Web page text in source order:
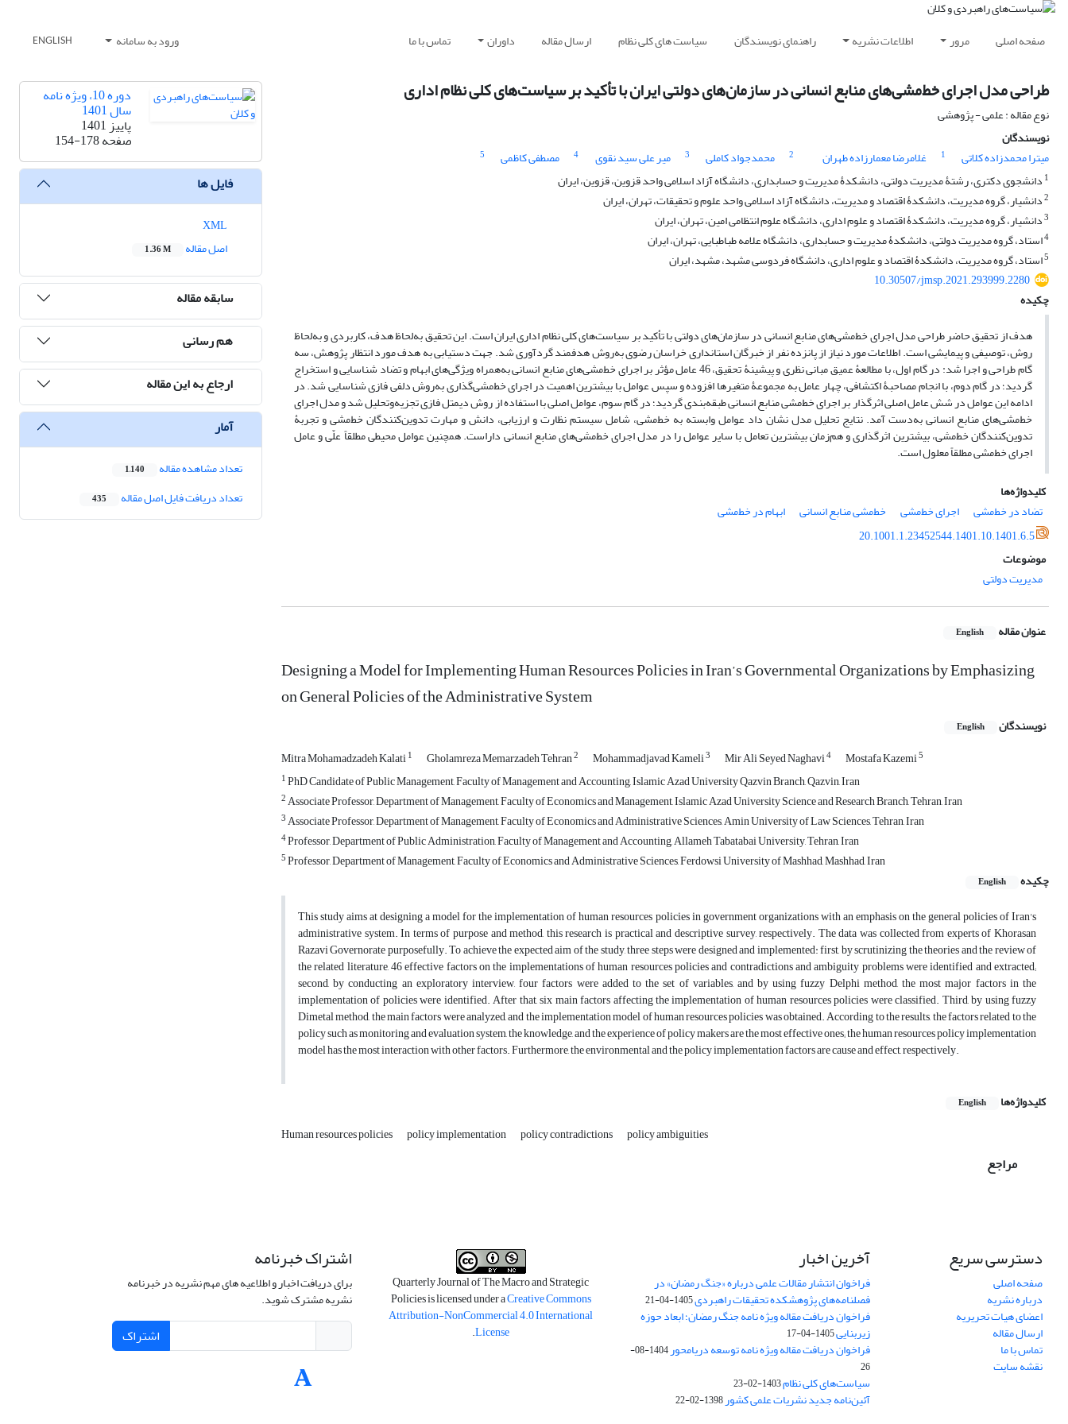
صفحه اصلی مرور اطلاعات نشریه راهنمای نویسندگان سیاست های کلی نظام ارسال مقاله داوران تماس با ما ورود به سامانه ENGLISH
طراحی مدل اجرای خط‌مشی‌های منابع انسانی در سازمان‌های دولتی ایران با تأکید بر سیاست‌های کلی نظام اداری
نوع مقاله : علمی - پژوهشی
نویسندگان
میترا محمدزاده کلاتی
1 غلامرضا معمارزاده طهران 2 محمدجواد کاملی 3 میر علی سید نقوی 4 مصطفی کاظمی
5
1 دانشجوی دکتری، رشتۀ مدیریت دولتی، دانشکدۀ مدیریت و حسابداری، دانشگاه آزاد اسلامی واحد قزوین، قزوین، ایران
2دانشیار، گروه مدیریت، دانشکدۀ اقتصاد و مدیریت، دانشگاه آزاد اسلامی واحد علوم و تحقیقات، تهران، ایران
3دانشیار، گروه مدیریت، دانشکدۀ اقتصاد و علوم اداری، دانشگاه علوم انتظامی امین، تهران، ایران
4استاد، گروه مدیریت دولتی، دانشکدۀ مدیریت و حسابداری، دانشگاه علامه طباطبایی، تهران، ایران
5استاد، گروه مدیریت، دانشکدۀ اقتصاد و علوم اداری، دانشگاه فردوسی مشهد، مشهد، ایران
10.30507/jmsp.2021.293999.2280
چکیده
هدف از تحقیق حاضر طراحی مدل اجرای خط‌مشی‌های منابع انسانی در سازمان‌های دولتی با تأکید بر سیاست‌های کلی نظام اداری ایران است. این تحقیق به‌لحاظ هدف، کاربردی و به‌لحاظ
روش، توصیفی و پیمایشی است. اطلاعات مورد نیاز از پانزده نفر از خبرگان استانداری خراسان رضوی به‌روش هدفمند گردآوری شد. جهت دستیابی به هدف مورد انتظار پژوهش، سه
گام طراحی و اجرا شد: در گام اول، با مطالعۀ عمیق مبانی نظری و پیشینۀ تحقیق، 46 عامل مؤثر بر اجرای خط‌مشی‌های منابع انسانی به‌همراه ویژگی‌های ابهام و تضاد شناسایی و استخراج
گردید؛ در گام دوم، با انجام مصاحبۀ اکتشافی، چهار عامل به مجموعۀ متغیرها افزوده و سپس عوامل با بیشترین اهمیت در اجرای خط‌مشی‌گذاری به‌روش دلفی فازی شناسایی شد. در
ادامه این عوامل در شش عامل اصلی اثرگذار بر اجرای خط‌مشی منابع انسانی طبقه‌بندی گردید؛ در گام سوم، عوامل اصلی با استفاده از روش دیمتل فازی تجزیه‌وتحلیل شد و مدل اجرای
خط‌مشی‌های منابع انسانی به‌دست آمد. نتایج تحلیل مدل نشان داد عوامل وابسته به خط‌مشی، شامل سیستم نظارت و ارزیابی، دانش و مهارت تدوین‌کنندگان خط‌مشی و تجربۀ
تدوین‌کنندگان خط‌مشی، بیشترین اثرگذاری و هم‌زمان بیشترین تعامل با سایر عوامل را در مدل اجرای خط‌مشی‌های منابع انسانی داراست. همچنین عوامل محیطی مطلقاً علّی و عامل
اجرای خط‌مشی مطلقاً معلول است.
کلیدواژه‌ها
تضاد در خط‌مشی
اجرای خط‌مشی خط‌مشی منابع انسانی
ابهام در خط‌مشی
20.1001.1.23452544.1401.10.1401.6.5
موضوعات
مدیریت دولتی
عنوان مقاله English
Designing a Model for Implementing Human Resources Policies in Iran’s Governmental Organizations by Emphasizing
on General Policies of the Administrative System
نویسندگان English
Mitra Mohamadzadeh Kalati1 Gholamreza Memarzadeh Tehran2 Mohammadjavad Kameli3 Mir Ali Seyed Naghavi4 Mostafa Kazemi5
1PhD Candidate of Public Management, Faculty of Management and Accounting, Islamic Azad University Qazvin Branch, Qazvin, Iran
2Associate Professor, Department of Management, Faculty of Economics and Management, Islamic Azad University Science and Research Branch, Tehran, Iran
3Associate Professor, Department of Management, Faculty of Economics and Administrative Sciences, Amin University of Law Sciences, Tehran, Iran
4Professor, Department of Public Administration, Faculty of Management and Accounting, Allameh Tabatabai University, Tehran, Iran
5Professor, Department of Management, Faculty of Economics and Administrative Sciences, Ferdowsi University of Mashhad, Mashhad, Iran
چکیده
English
This study aims at designing a model for the implementation of human resources policies in government organizations with an emphasis on the general policies of Iran's
administrative system. In terms of purpose and method, this research is practical and descriptive survey, respectively. The data was collected from experts of Khorasan
Razavi Governorate purposefully. To achieve the expected aim of the study, three steps were designed and implemented: first, by scrutinizing the theories and the review of
the related literature, 46 effective factors on the implementations of human resources policies and contradictions and ambiguity problems were identified and extracted;
second, by conducting an exploratory interview, four factors were added to the set of variables, and by using fuzzy Delphi method, the most major factors in the
implementation of policies were identified. After that, six main factors affecting the implementation of human resources policies were classified. Third, by using fuzzy
Dimetal method, the main factors were analyzed, and the implementation model of human resources policies was obtained. According to the results, the factors related to the
policy such as monitoring and evaluation system, the knowledge, and the experience of policy makers are the most effective ones; the human resources policy implementation
model has the most interaction with other factors. Furthermore, the environmental and the policy implementation factors are cause and effect, respectively.
کلیدواژه‌ها English
Human resources policies policy implementation policy contradictions policy ambiguities
مراجع
دوره 10، ویژه نامه
سال 1401
پاییز 1401
صفحه154-178
فایل ها
اصل مقاله
1.36 M
سابقه مقاله
هم رسانی
ارجاع به این مقاله
آمار
تعداد مشاهده مقاله 1,140
تعداد دریافت فایل اصل مقاله 435
دسترسی سریع
صفحه اصلی
درباره نشریه
اعضای هیات تحریریه
ارسال مقاله
تماس با ما
نقشه سایت
آخرین اخبار
فراخوان انتشار مقالات علمی درباره «جنگ رمضان» در
فصلنامه‌های پژوهشکده تحقیقات راهبردی1405-04-21
فراخوان دریافت مقاله ویژه نامه جنگ رمضان؛ ابعاد حوزه
زیربنایی1405-04-17
فراخوان دریافت مقاله ویژه نامه توسعه دریامحور
1404-08-
26
سیاست‌های کلی نظام1403-02-23
آئین‌نامه جدید نشریات علمی کشور1398-02-22
Quarterly Journal of The Macro and Strategic
Policies is licensed under aCreative Commons
Attribution-NonCommercial 4.0 International
License
.
اشتراک خبرنامه
برای دریافت اخبار و اطلاعیه های مهم نشریه در خبرنامه
نشریه مشترک شوید.
اشتراک